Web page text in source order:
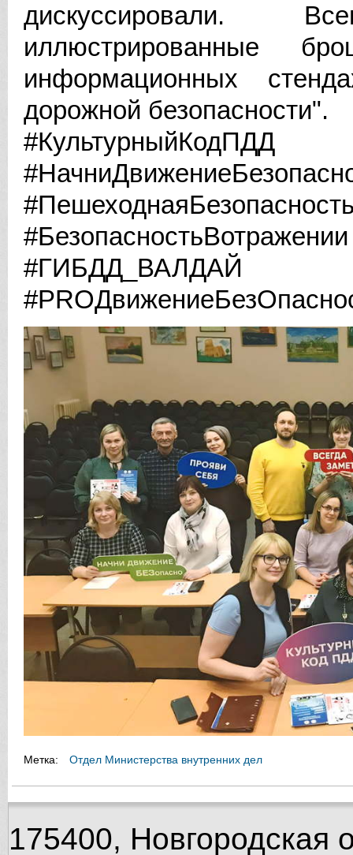
дискуссировали.
иллюстрированные
информационных
дорожной безопасности".
#КультурныйКодПДД
#БезопасностьВотражении
#ГИБДД_ВАЛДАЙ
Метка: Отдел Министерства внутренних дел
175400, Новгородская